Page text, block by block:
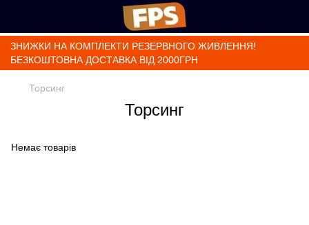
ЗНИЖКИ НА КОМПЛЕКТИ РЕЗЕРВНОГО ЖИВЛЕННЯ!
БЕЗКОШТОВНА ДОСТАВКА ВІД 2000ГРН
Торсинг
Торсинг
Немає товарів